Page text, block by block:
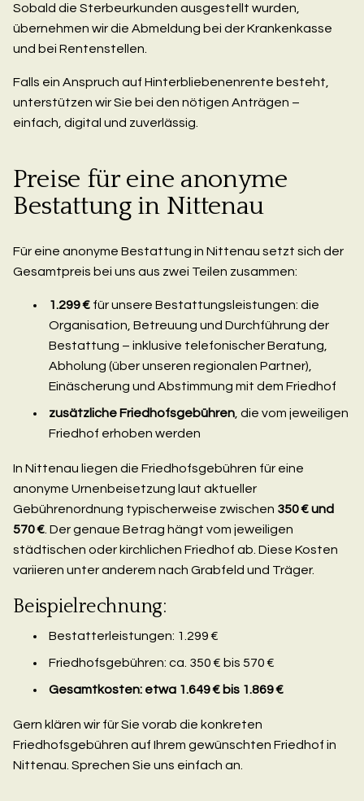
Sobald die Sterbeurkunden ausgestellt wurden,
übernehmen wir die Abmeldung bei der Krankenkasse
und bei Rentenstellen.
Falls ein Anspruch auf Hinterbliebenenrente besteht,
unterstützen wir Sie bei den nötigen Anträgen –
einfach, digital und zuverlässig.
Preise für eine anonyme
Bestattung in Nittenau
Für eine anonyme Bestattung in Nittenau setzt sich der
Gesamtpreis bei uns aus zwei Teilen zusammen:
1.299 € für unsere Bestattungsleistungen: die
Organisation, Betreuung und Durchführung der
Bestattung – inklusive telefonischer Beratung,
Abholung (über unseren regionalen Partner),
Einäscherung und Abstimmung mit dem Friedhof
zusätzliche Friedhofsgebühren , die vom jeweiligen
Friedhof erhoben werden
In Nittenau liegen die Friedhofsgebühren für eine
anonyme Urnenbeisetzung laut aktueller
Gebührenordnung typischerweise zwischen 350 € und
570 € . Der genaue Betrag hängt vom jeweiligen
städtischen oder kirchlichen Friedhof ab. Diese Kosten
variieren unter anderem nach Grabfeld und Träger.
Beispielrechnung:
Bestatterleistungen: 1.299 €
Friedhofsgebühren: ca. 350 € bis 570 €
Gesamtkosten: etwa 1.649 € bis 1.869 €
Gern klären wir für Sie vorab die konkreten
Friedhofsgebühren auf Ihrem gewünschten Friedhof in
Nittenau. Sprechen Sie uns einfach an.